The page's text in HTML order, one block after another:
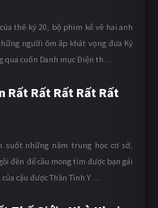
thế kỷ 20, bộ phim kể về hai anh
người ôm ấp khát vọng đưa Kỷ
qua cuốn Danh mục Điện th ...
Rất Rất Rất Rất Rất
những năm trung học cơ sở,
đền để cầu mong tìm được bạn gái
cậu được Thần Tình Y ...